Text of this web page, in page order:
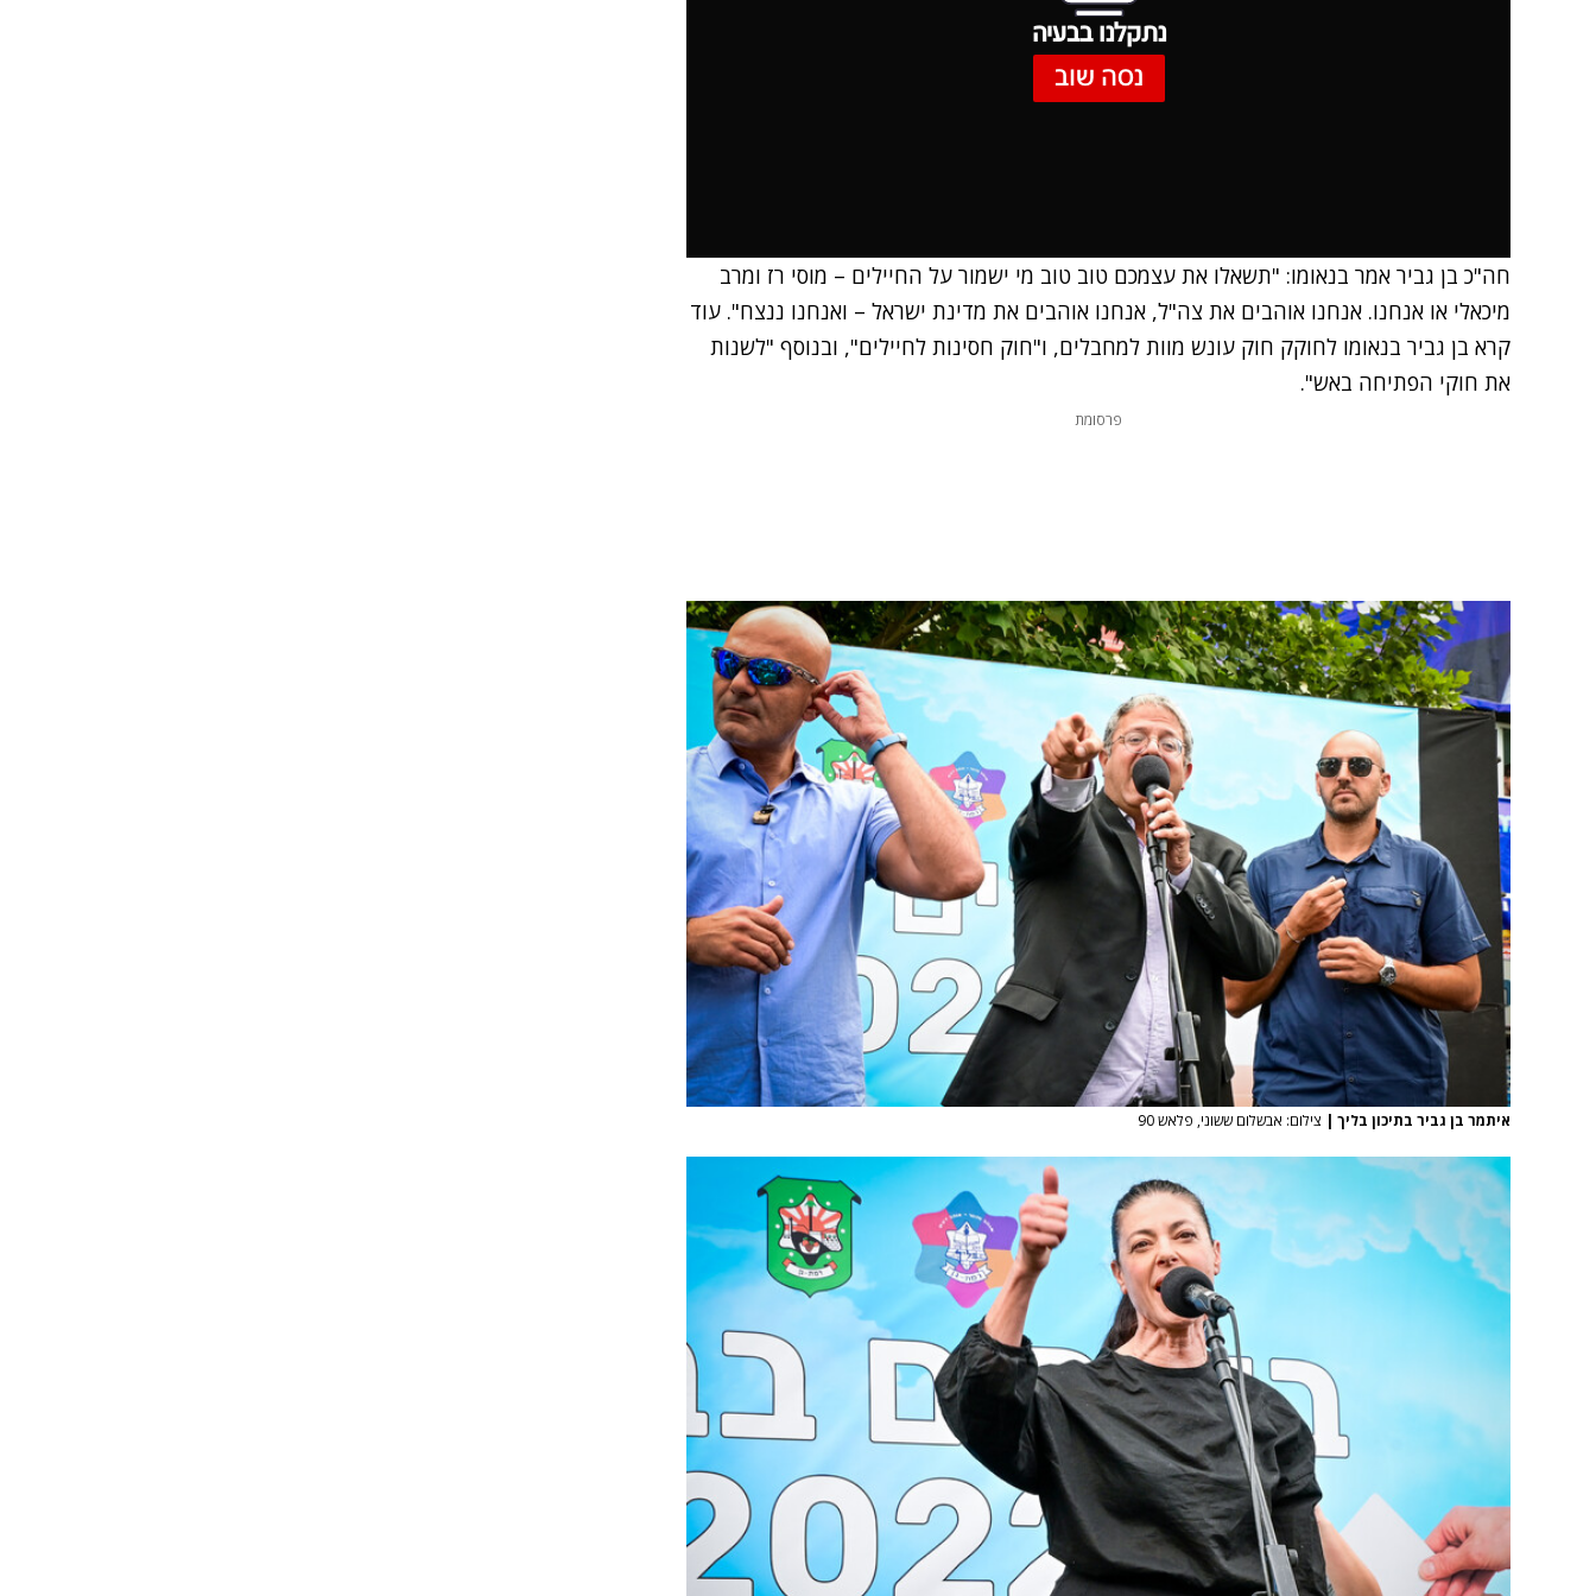
נתקלנו בבעיה
נסה שוב
חה"כ בן גביר אמר בנאומו: "תשאלו את עצמכם טוב טוב מי ישמור על החיילים – מוסי רז ומרב
מיכאלי או אנחנו. אנחנו אוהבים את צה"ל, אנחנו אוהבים את מדינת ישראל – ואנחנו ננצח". עוד
קרא בן גביר בנאומו לחוקק חוק עונש מוות למחבלים, ו"חוק חסינות לחיילים", ובנוסף "לשנות
את חוקי הפתיחה באש".
פרסומת
איתמר בן גביר בתיכון בליך | צילום: אבשלום ששוני, פלאש 90